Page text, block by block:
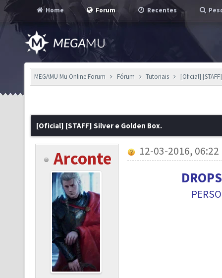
Home Forum Recentes
MEGAMU Mu Online Forum Fórum Tutoriais [Oficial]
[Oficial] [STAFF] Silver e Golden Box.
Arconte 12-03-2016, 06:22